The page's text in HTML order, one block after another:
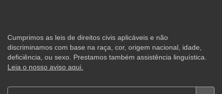
Cumprimos as leis de direitos civis aplicáveis e não
discriminamos com base na raça, cor, origem nacional, idade,
deficiência, ou sexo. Prestamos também assistência linguística.
Leia o nosso aviso aqui.